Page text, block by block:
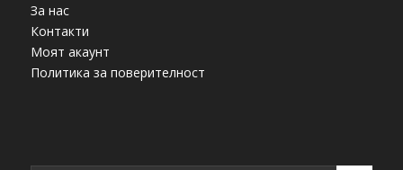
За нас
Контакти
Моят акаунт
Политика за поверителност